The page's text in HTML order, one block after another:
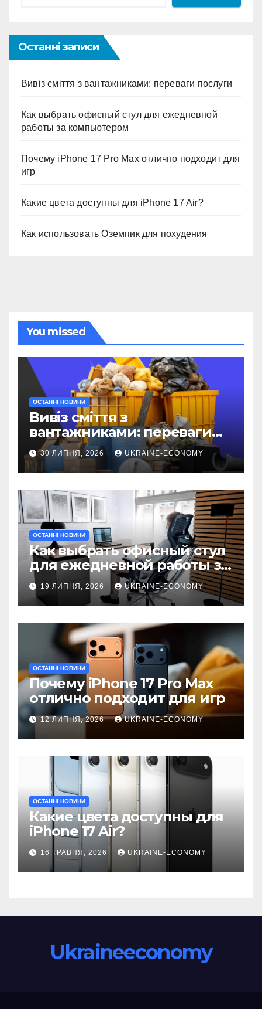
Останні записи
Вивіз сміття з вантажниками: переваги послуги
Как выбрать офисный стул для ежедневной
работы за компьютером
Почему iPhone 17 Pro Max отлично подходит для
игр
Какие цвета доступны для iPhone 17 Air?
Как использовать Оземпик для похудения
You missed
ОСТАННІ НОВИНИ
Вивіз сміття з
вантажниками: переваги
послуги
30 ЛИПНЯ, 2026 UKRAINE-ECONOMY
ОСТАННІ НОВИНИ
Как выбрать офисный стул
для ежедневной работы за
компьютером
19 ЛИПНЯ, 2026 UKRAINE-ECONOMY
ОСТАННІ НОВИНИ
Почему iPhone 17 Pro Max
отлично подходит для игр
12 ЛИПНЯ, 2026 UKRAINE-ECONOMY
ОСТАННІ НОВИНИ
Какие цвета доступны для
iPhone 17 Air?
16 ТРАВНЯ, 2026 UKRAINE-ECONOMY
Ukraineeconomy